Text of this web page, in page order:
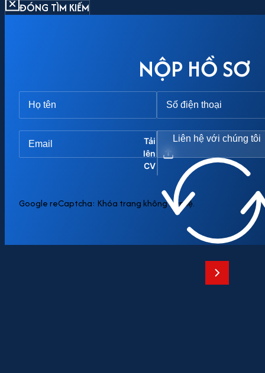
ĐÓNG TÌM KIẾM
NỘP HỒ SƠ
Tải
lên
CV
Liên hệ với chúng tôi
Google reCaptcha: Khóa trang không hợp lệ.